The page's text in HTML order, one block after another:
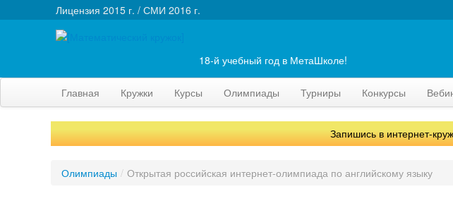
Лицензия 2015 г. / СМИ 2016 г.
18-й учебный год в МетаШколе!
Главная Кружки Курсы Олимпиады Турниры Конкурсы
Запишись в интернет-
Олимпиады / Открытая российская интернет-олимпиада по английскому языку